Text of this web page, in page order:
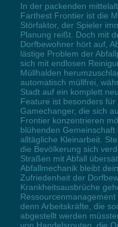
In der packenden
Farthest Frontier ist die
Störfaktor, der Spieler
Planung reißt. Doch mit
Dorfbewohner hört auf,
lästige Problem der
sich mit endlosen
Müllhalden
automatisch müllfrei,
Stadt auf ein komplett
Feature ist besonders
Gamechanger, die sich
Frontier konzentrieren
blühenden
alltägliche Kleinarbeit.
die Bevölkerung sich
Straßen mit Abfall
Abfallmechanik bleibt
Zufriedenheit der
Krankheitsausbrüche
Ressourcenmanagement
denn Arbeitskräfte, die
abgestellt werden
von Handelsrouten, die